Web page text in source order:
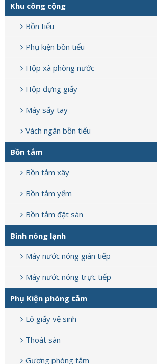
Khu công cộng
Bồn tiểu
Phụ kiện bồn tiểu
Hộp xà phòng nước
Hộp đựng giấy
Máy sấy tay
Vách ngăn bồn tiểu
Bồn tắm
Bồn tắm xây
Bồn tắm yếm
Bồn tắm đặt sàn
Bình nóng lạnh
Máy nước nóng gián tiếp
Máy nước nóng trực tiếp
Phụ Kiện phòng tắm
Lô giấy vệ sinh
Thoát sàn
Gương phòng tắm